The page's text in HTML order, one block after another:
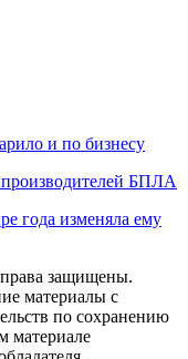
и по бизнесу
БПЛА
года изменяла ему
защищены.
материалы с
по сохранению
материале